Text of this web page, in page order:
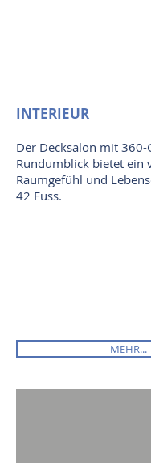
INTERIEUR
Der Decksalon mit 360-
Rundumblick bietet ein
Raumgefühl und
42 Fuss.
MEHR...